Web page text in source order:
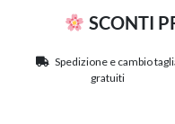
SCONTI
Spedizione e cambio
gratuiti